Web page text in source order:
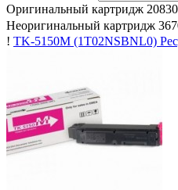
Оригинальный картридж 20830
Неоригинальный картридж
! TK-5150M (1T02NSBNL0)